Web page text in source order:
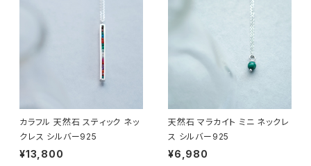
カラフル 天然石 スティック ネッ
クレス シルバー925
¥13,800
天然石 マラカイト ミニ ネックレ
ス シルバー925
¥6,980